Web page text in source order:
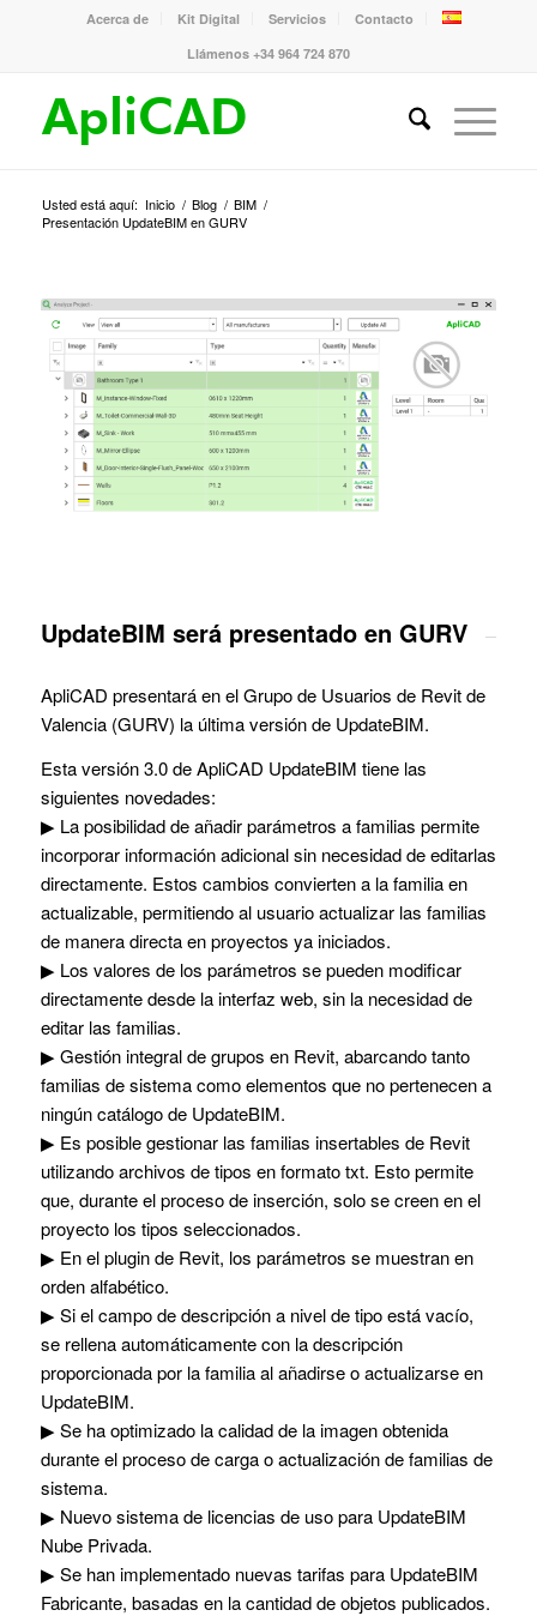
Acerca de Kit Digital Servicios
Contacto
Llámenos +34 964 724 870
Usted está aquí: Inicio / Blog / BIM /
Presentación UpdateBIM en GURV
UpdateBIM será presentado en GURV
ApliCAD presentará en el Grupo de Usuarios de Revit de
Valencia (GURV) la última versión de UpdateBIM.
Esta versión 3.0 de ApliCAD UpdateBIM tiene las
siguientes novedades:
▶ La posibilidad de añadir parámetros a familias permite
incorporar información adicional sin necesidad de editarlas
directamente. Estos cambios convierten a la familia en
actualizable, permitiendo al usuario actualizar las familias
de manera directa en proyectos ya iniciados.
▶ Los valores de los parámetros se pueden modificar
directamente desde la interfaz web, sin la necesidad de
editar las familias.
▶ Gestión integral de grupos en Revit, abarcando tanto
familias de sistema como elementos que no pertenecen a
ningún catálogo de UpdateBIM.
▶ Es posible gestionar las familias insertables de Revit
utilizando archivos de tipos en formato txt. Esto permite
que, durante el proceso de inserción, solo se creen en el
proyecto los tipos seleccionados.
▶ En el plugin de Revit, los parámetros se muestran en
orden alfabético.
▶ Si el campo de descripción a nivel de tipo está vacío,
se rellena automáticamente con la descripción
proporcionada por la familia al añadirse o actualizarse en
UpdateBIM.
▶ Se ha optimizado la calidad de la imagen obtenida
durante el proceso de carga o actualización de familias de
sistema.
▶ Nuevo sistema de licencias de uso para UpdateBIM
Nube Privada.
▶ Se han implementado nuevas tarifas para UpdateBIM
Fabricante, basadas en la cantidad de objetos publicados.